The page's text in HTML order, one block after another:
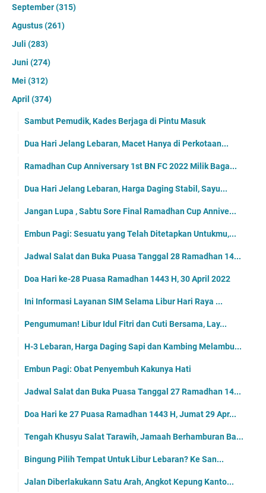
September(315)
Agustus(261)
Juli (283)
Juni (274)
Mei (312)
April (374)
Sambut Pemudik, Kades Berjaga di Pintu Masuk
Dua Hari Jelang Lebaran, Macet Hanya di Perkotaan...
Ramadhan Cup Anniversary 1st BN FC 2022 Milik Baga...
Dua Hari Jelang Lebaran, Harga Daging Stabil, Sayu...
Jangan Lupa , Sabtu Sore Final Ramadhan Cup Annive...
Embun Pagi: Sesuatu yang Telah Ditetapkan Untukmu,...
Jadwal Salat dan Buka Puasa Tanggal 28 Ramadhan 14...
Doa Hari ke-28 Puasa Ramadhan 1443 H, 30 April 2022
Ini Informasi Layanan SIM Selama Libur Hari Raya ...
Pengumuman! Libur Idul Fitri dan Cuti Bersama, Lay...
H-3 Lebaran, Harga Daging Sapi dan Kambing Melambu...
Embun Pagi: Obat Penyembuh Kakunya Hati
Jadwal Salat dan Buka Puasa Tanggal 27 Ramadhan 14...
Doa Hari ke 27 Puasa Ramadhan 1443 H, Jumat 29 Apr...
Tengah Khusyu Salat Tarawih, Jamaah Berhamburan Ba...
Bingung Pilih Tempat Untuk Libur Lebaran? Ke San...
Jalan Diberlakukann Satu Arah, Angkot Kepung Kanto...